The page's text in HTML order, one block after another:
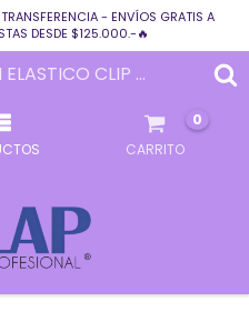
- ENVÍOS GRATIS A
DESDE $125.000.-🔥
BARBIJO TRICAPA CON ELASTICO CLIP NASAL
CARRITO
0